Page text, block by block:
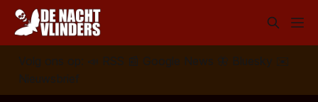
Volg ons op: 📣 RSS 📰 Google News 🦋 Bluesky
✉️
Nieuwsbrief